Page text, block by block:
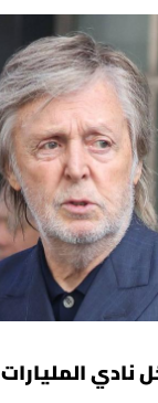
نادي المليارات